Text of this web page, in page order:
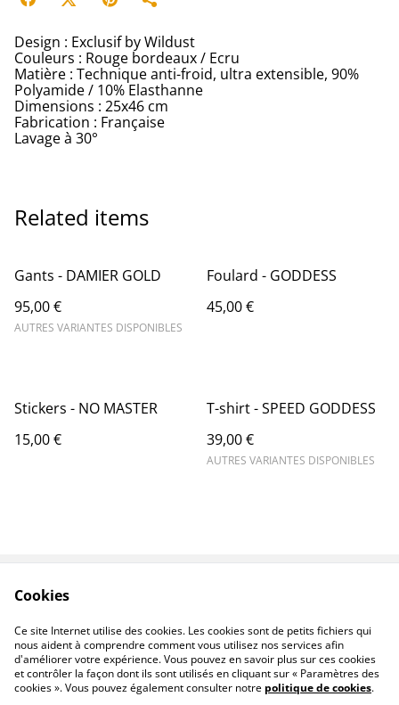
Design : Exclusif by Wildust
Couleurs : Rouge bordeaux / Ecru
Matière : Technique anti-froid, ultra extensible, 90%
Polyamide / 10% Elasthanne
Dimensions : 25x46 cm
Fabrication : Française
Lavage à 30°
Related items
Gants - DAMIER GOLD
95,00 €
AUTRES VARIANTES DISPONIBLES
Foulard - GODDESS
45,00 €
Stickers - NO MASTER
15,00 €
T-shirt - SPEED GODDESS
39,00 €
AUTRES VARIANTES DISPONIBLES
Politique de
confidentialité
Politique de cookies
Cookies
Ce site Internet utilise des cookies. Les cookies sont de petits fichiers qui
nous aident à comprendre comment vous utilisez nos services afin
d'améliorer votre expérience. Vous pouvez en savoir plus sur ces cookies
et contrôler la façon dont ils sont utilisés en cliquant sur « Paramètres des
cookies ». Vous pouvez également consulter notre politique de cookies.